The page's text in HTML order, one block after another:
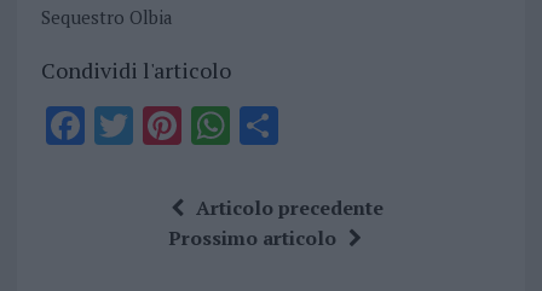
Sequestro Olbia
Condividi l'articolo
F T Pi
te
re
W
at
s
S
a
re
Articolo precedente
Prossimo articolo